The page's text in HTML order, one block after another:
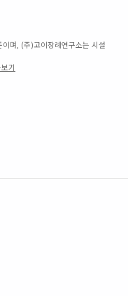
며, (주)고이장례연구소는 시설
기